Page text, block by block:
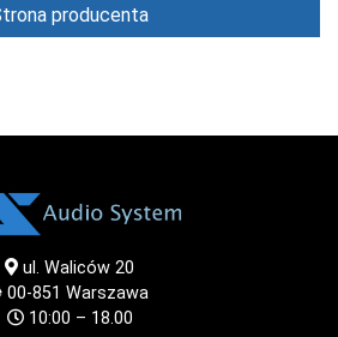
producenta
ul. Waliców 20
00-851 Warszawa
10:00 – 18.00